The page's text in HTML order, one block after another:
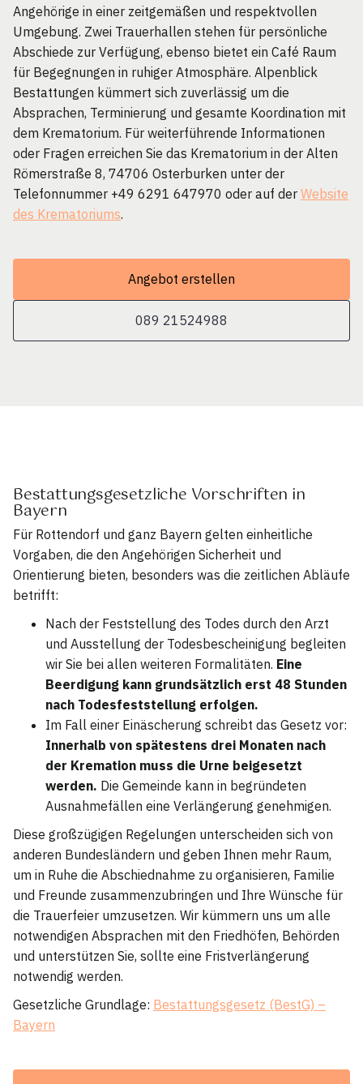
Angehörige in einer zeitgemäßen und respektvollen
Umgebung. Zwei Trauerhallen stehen für persönliche
Abschiede zur Verfügung, ebenso bietet ein Café Raum
für Begegnungen in ruhiger Atmosphäre. Alpenblick
Bestattungen kümmert sich zuverlässig um die
Absprachen, Terminierung und gesamte Koordination mit
dem Krematorium. Für weiterführende Informationen
oder Fragen erreichen Sie das Krematorium in der Alten
Römerstraße 8, 74706 Osterburken unter der
Telefonnummer +49 6291 647970 oder auf der Website
des Krematoriums.
Angebot erstellen
089 21524988
Bestattungsgesetzliche Vorschriften in
Bayern
Für Rottendorf und ganz Bayern gelten einheitliche
Vorgaben, die den Angehörigen Sicherheit und
Orientierung bieten, besonders was die zeitlichen Abläufe
betrifft:
Nach der Feststellung des Todes durch den Arzt
und Ausstellung der Todesbescheinigung begleiten
wir Sie bei allen weiteren Formalitäten. Eine
Beerdigung kann grundsätzlich erst 48 Stunden
nach Todesfeststellung erfolgen.
Im Fall einer Einäscherung schreibt das Gesetz vor:
Innerhalb von spätestens drei Monaten nach
der Kremation muss die Urne beigesetzt
werden. Die Gemeinde kann in begründeten
Ausnahmefällen eine Verlängerung genehmigen.
Diese großzügigen Regelungen unterscheiden sich von
anderen Bundesländern und geben Ihnen mehr Raum,
um in Ruhe die Abschiednahme zu organisieren, Familie
und Freunde zusammenzubringen und Ihre Wünsche für
die Trauerfeier umzusetzen. Wir kümmern uns um alle
notwendigen Absprachen mit den Friedhöfen, Behörden
und unterstützen Sie, sollte eine Fristverlängerung
notwendig werden.
Gesetzliche Grundlage: Bestattungsgesetz (BestG) –
Bayern